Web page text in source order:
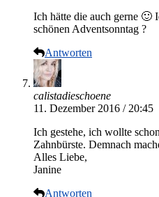
Ich hätte die auch gerne 🙂
schönen Adventsonntag ?
Antworten
calistadieschoene
11. Dezember 2016 / 20:45
Ich gestehe, ich wollte
Zahnbürste. Demnach
Alles Liebe,
Janine
Antworten